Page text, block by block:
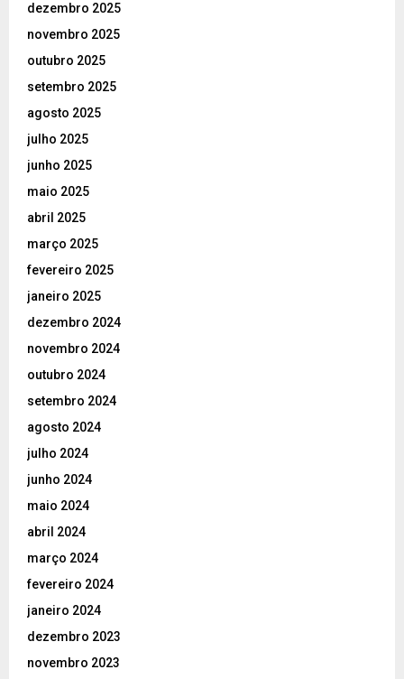
dezembro 2025
novembro 2025
outubro 2025
setembro 2025
agosto 2025
julho 2025
junho 2025
maio 2025
abril 2025
março 2025
fevereiro 2025
janeiro 2025
dezembro 2024
novembro 2024
outubro 2024
setembro 2024
agosto 2024
julho 2024
junho 2024
maio 2024
abril 2024
março 2024
fevereiro 2024
janeiro 2024
dezembro 2023
novembro 2023